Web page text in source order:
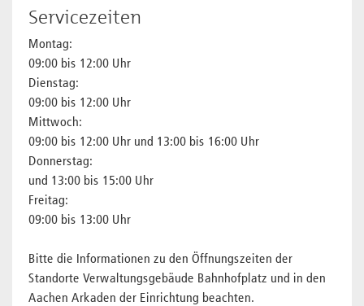
Servicezeiten
Montag:
09:00 bis 12:00 Uhr
Dienstag:
09:00 bis 12:00 Uhr
Mittwoch:
09:00 bis 12:00 Uhr und 13:00 bis 16:00 Uhr
Donnerstag:
und 13:00 bis 15:00 Uhr
Freitag:
09:00 bis 13:00 Uhr
Bitte die Informationen zu den Öffnungszeiten der
Standorte Verwaltungsgebäude Bahnhofplatz und in den
Aachen Arkaden der Einrichtung beachten.